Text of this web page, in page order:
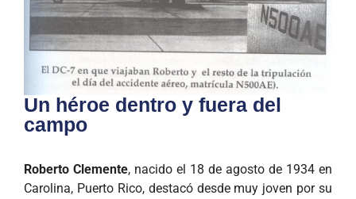
Un héroe dentro y fuera del
campo
Roberto Clemente, nacido el 18 de agosto de 1934 en
Carolina, Puerto Rico, destacó desde muy joven por su